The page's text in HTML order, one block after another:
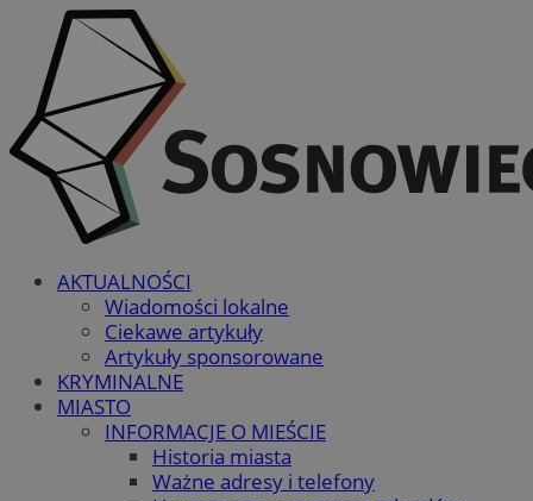
AKTUALNOŚCI
Wiadomości lokalne
Ciekawe artykuły
Artykuły sponsorowane
KRYMINALNE
MIASTO
INFORMACJE O MIEŚCIE
Historia miasta
Ważne adresy i telefony